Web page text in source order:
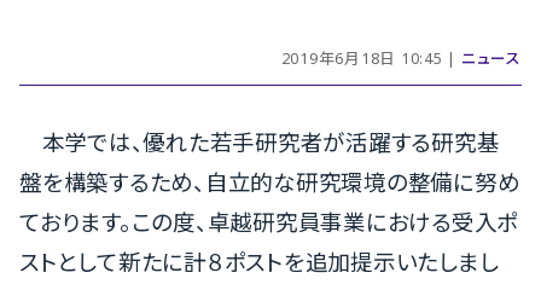
2019年6月18日 10:45 | ニュース
本学では、優れた若手研究者が活躍する研究基
盤を構築するため、自立的な研究環境の整備に努め
ております。この度、卓越研究員事業における受入ポ
ストとして新たに計８ポストを追加提示いたしまし